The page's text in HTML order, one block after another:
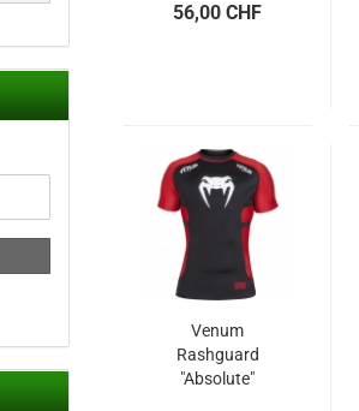
56,00 CHF
Venum
Rashguard
"Absolute"